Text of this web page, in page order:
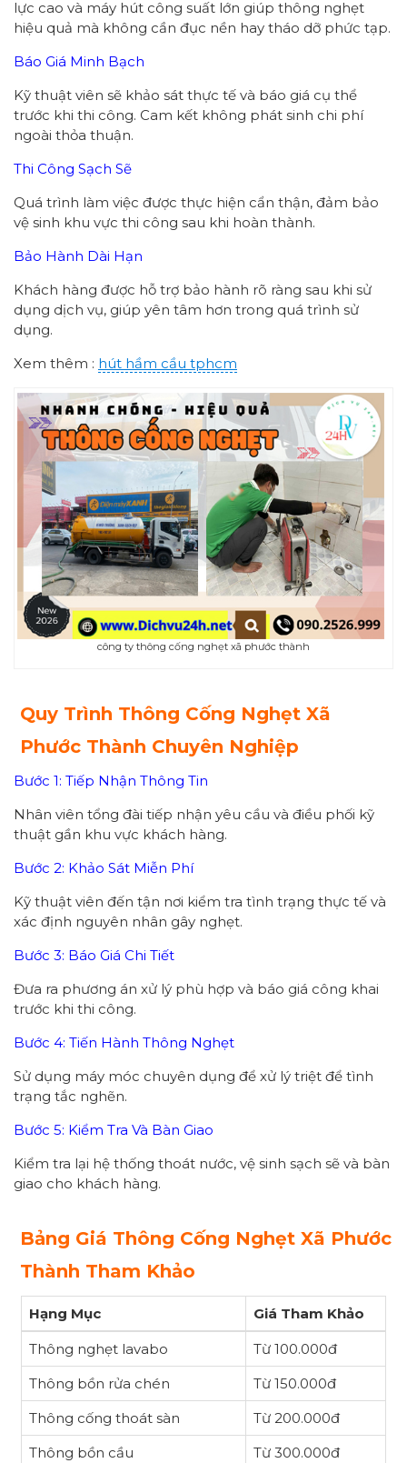
lực cao và máy hút công suất lớn giúp thông nghẹt
hiệu quả mà không cần đục nền hay tháo dỡ phức tạp.
Báo Giá Minh Bạch
Kỹ thuật viên sẽ khảo sát thực tế và báo giá cụ thể
trước khi thi công. Cam kết không phát sinh chi phí
ngoài thỏa thuận.
Thi Công Sạch Sẽ
Quá trình làm việc được thực hiện cẩn thận, đảm bảo
vệ sinh khu vực thi công sau khi hoàn thành.
Bảo Hành Dài Hạn
Khách hàng được hỗ trợ bảo hành rõ ràng sau khi sử
dụng dịch vụ, giúp yên tâm hơn trong quá trình sử
dụng.
Xem thêm : hút hầm cầu tphcm
công ty thông cống nghẹt xã phước thành
Quy Trình Thông Cống Nghẹt Xã
Phước Thành Chuyên Nghiệp
Bước 1: Tiếp Nhận Thông Tin
Nhân viên tổng đài tiếp nhận yêu cầu và điều phối kỹ
thuật gần khu vực khách hàng.
Bước 2: Khảo Sát Miễn Phí
Kỹ thuật viên đến tận nơi kiểm tra tình trạng thực tế và
xác định nguyên nhân gây nghẹt.
Bước 3: Báo Giá Chi Tiết
Đưa ra phương án xử lý phù hợp và báo giá công khai
trước khi thi công.
Bước 4: Tiến Hành Thông Nghẹt
Sử dụng máy móc chuyên dụng để xử lý triệt để tình
trạng tắc nghẽn.
Bước 5: Kiểm Tra Và Bàn Giao
Kiểm tra lại hệ thống thoát nước, vệ sinh sạch sẽ và bàn
giao cho khách hàng.
Bảng Giá Thông Cống Nghẹt Xã Phước
Thành Tham Khảo
Hạng Mục Giá Tham Khảo
Thông nghẹt lavabo
Từ 100.000đ
Thông bồn rửa chén
Từ 150.000đ
Thông cống thoát sàn
Từ 200.000đ
Thông bồn cầu
Từ 300.000đ